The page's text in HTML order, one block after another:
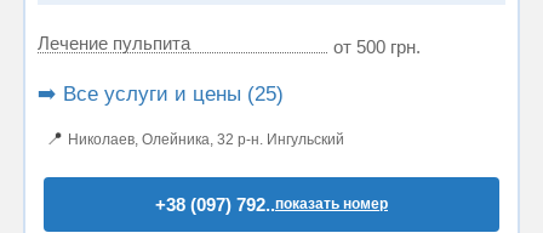
Лечение пульпита от 500 грн.
➡️ Все услуги и цены (25)
📍 Николаев, Олейника, 32 р-н. Ингульский
+38 (097) 792..показать номер